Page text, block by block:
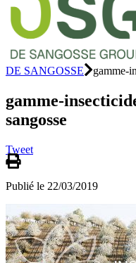
DE SANGOSSE gamme-
gamme-
sangosse
Tweet
Publié le 22/03/2019